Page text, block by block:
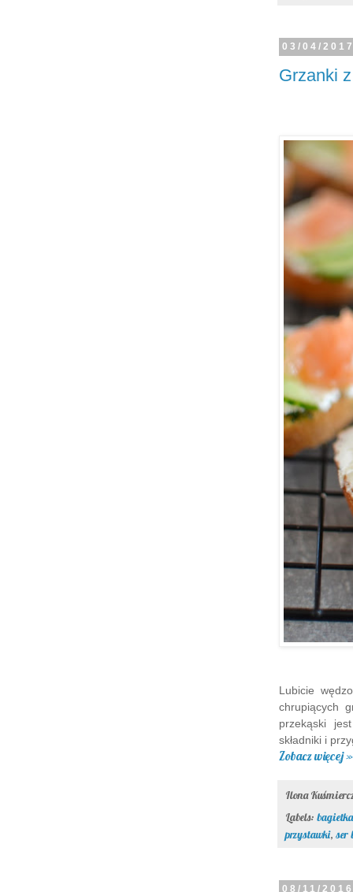
03/04/
Grzanki
Lubicie
chrupiących
przekąski
składniki i
Zobacz więcej »
Ilona
Labels: bagietka
przystawki, ser
08/11/